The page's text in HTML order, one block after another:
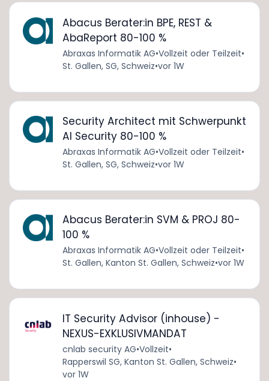
Abacus Berater:in BPE, REST &
AbaReport 80-100 %
Abraxas Informatik AG•Vollzeit oder Teilzeit•
St. Gallen, SG, Schweiz•vor 1W
Security Architect mit Schwerpunkt
AI Security 80-100 %
Abraxas Informatik AG•Vollzeit oder Teilzeit•
St. Gallen, SG, Schweiz•vor 1W
Abacus Berater:in SVM & PROJ 80-
100 %
Abraxas Informatik AG•Vollzeit oder Teilzeit•
St. Gallen, Kanton St. Gallen, Schweiz•vor 1W
IT Security Advisor (inhouse) -
NEXUS-EXKLUSIVMANDAT
cnlab security AG•Vollzeit•
Rapperswil SG, Kanton St. Gallen, Schweiz•
vor 1W